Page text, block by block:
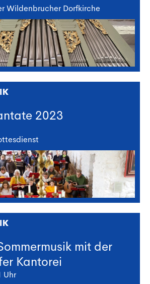
Wildenbrucher Dorfkirche
2023
mit der
Kantorei
Uhr